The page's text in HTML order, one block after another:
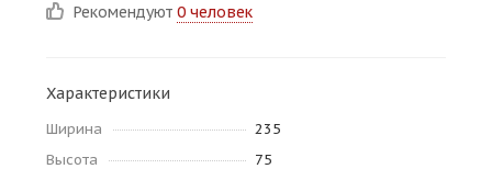
Рекомендуют 0 человек
Характеристики
Ширина
235
Высота
75